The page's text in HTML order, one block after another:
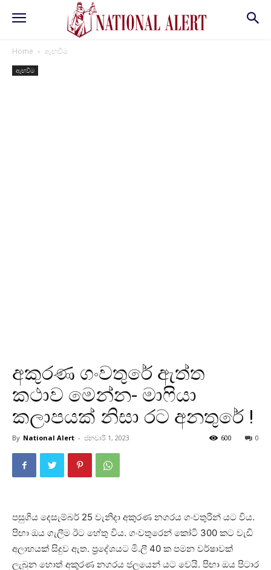
Home ඇඟවීම
ඇඟවීම
අකුරණ ගංවතුරේ ඇත්ත
කථාව මෙන්න- මා‍ෆියා
කලාපයක් නිසා රට අනතුරේ !
By National Alert - ජනවාරි 1, 2023 0
600
පසුගිය දෙසැම්බර් 25 වැනිදා අකුරණ නගරය ගංවතුරින් යට විය.
පිඟා ඔය ගැලීම ඊට හේතු විය. ගංවතුරෙන් කෝටි 300 කට වැඩි
අලාභයක් සිදුව ඇත. ප්‍රදේශයට මි.ලී 40 ක පමන වර්ෂාවක්
ලැබුන හොත් අකුරණ නගරය ජලයෙන් යට වෙයි. පිඟා ඔය පිටාර